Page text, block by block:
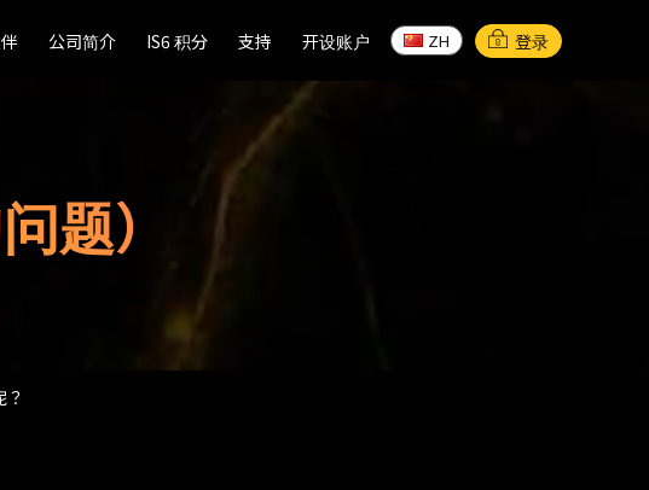
公司简介 IS6 积分 支持 开设账户 ZH 登录
题）
公司简介 IS6 积分 支持 开设账户 ZH